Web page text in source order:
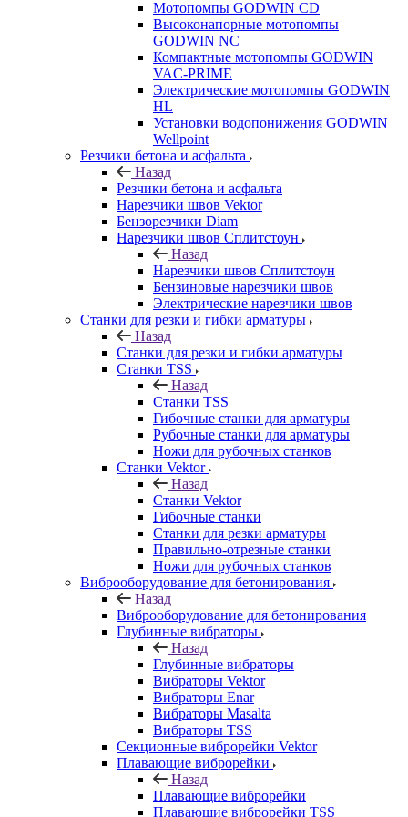
Мотопомпы GODWIN CD
Высоконапорные мотопомпы
GODWIN NC
Компактные мотопомпы GODWIN
VAC-PRIME
Электрические мотопомпы GODWIN
HL
Установки водопонижения GODWIN
Wellpoint
Резчики бетона и асфальта
Назад
Резчики бетона и асфальта
Нарезчики швов Vektor
Бензорезчики Diam
Нарезчики швов Сплитстоун
Назад
Нарезчики швов Сплитстоун
Бензиновые нарезчики швов
Электрические нарезчики швов
Станки для резки и гибки арматуры
Назад
Станки для резки и гибки арматуры
Станки TSS
Назад
Станки TSS
Гибочные станки для арматуры
Рубочные станки для арматуры
Ножи для рубочных станков
Станки Vektor
Назад
Станки Vektor
Гибочные станки
Станки для резки арматуры
Правильно-отрезные станки
Ножи для рубочных станков
Виброоборудование для бетонирования
Назад
Виброоборудование для бетонирования
Глубинные вибраторы
Назад
Глубинные вибраторы
Вибраторы Vektor
Вибраторы Enar
Вибраторы Masalta
Вибраторы TSS
Секционные виброрейки Vektor
Плавающие виброрейки
Назад
Плавающие виброрейки
Плавающие виброрейки TSS